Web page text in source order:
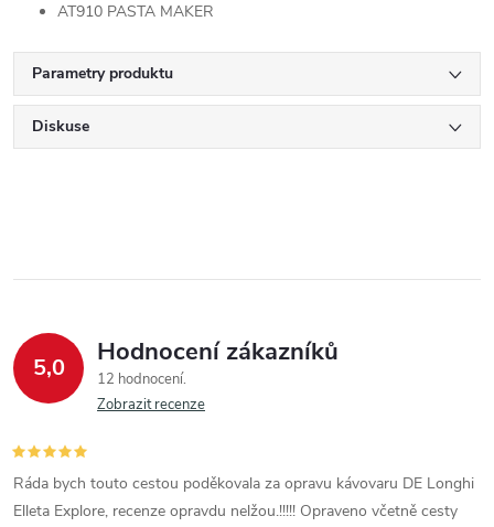
AT910 PASTA MAKER
Parametry produktu
Diskuse
5,0 Hodnocení zákazníků
12 hodnocení
Zobrazit recenze
Ráda bych touto cestou poděkovala za opravu kávovaru DE Longhi
Elleta Explore, recenze opravdu nelžou.!!!!! Opraveno včetně cesty